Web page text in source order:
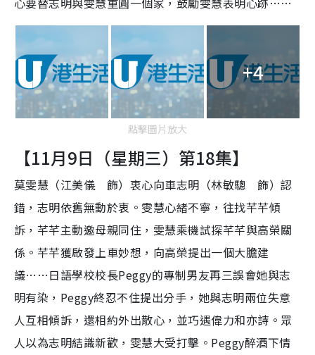
+4
點擊圖片放大
【11月9日（星期三）第18集】
莫雯慧（江美儀 飾）衷心向車志明（林敏驄 飾）認
錯，志明依舊無動於衷。雯慧心緒不寧，往找芊芊傾
訴，芊芊主動邀母親同住，雯慧乘機試探芊芊與高榮關
係。芊芊獲啟發上車妙想，向高榮提出一個大膽建
議……日語學校校長Peggy的專制男友再三誤會她與志
明有染，Peggy終忍不住提出分手，她與志明兩位失意
人互相傾訴，還相約外出散心，並巧遇偉力和亦詩。眾
人以為志明結識新歡，雯慧大受打擊。Peggy醉酒下情